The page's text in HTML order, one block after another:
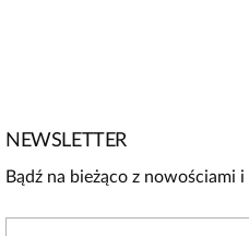
tylko osoby, które
NEWSLETTER
Bądź na bieżąco z nowościami